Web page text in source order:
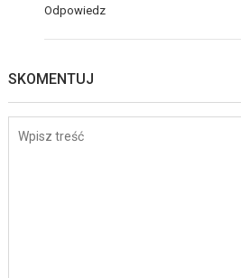
Odpowiedz
SKOMENTUJ